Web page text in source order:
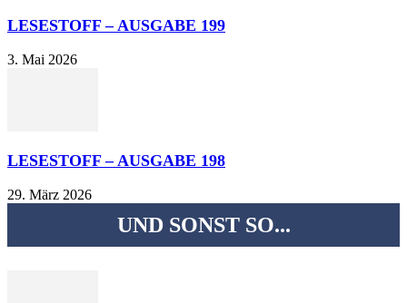
LESESTOFF – AUSGABE 199
3. Mai 2026
LESESTOFF – AUSGABE 198
29. März 2026
UND SONST SO...